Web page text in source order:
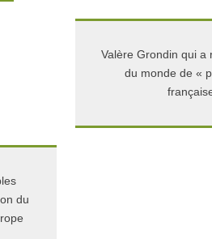
Valère Grondin qui a
du monde de «
du